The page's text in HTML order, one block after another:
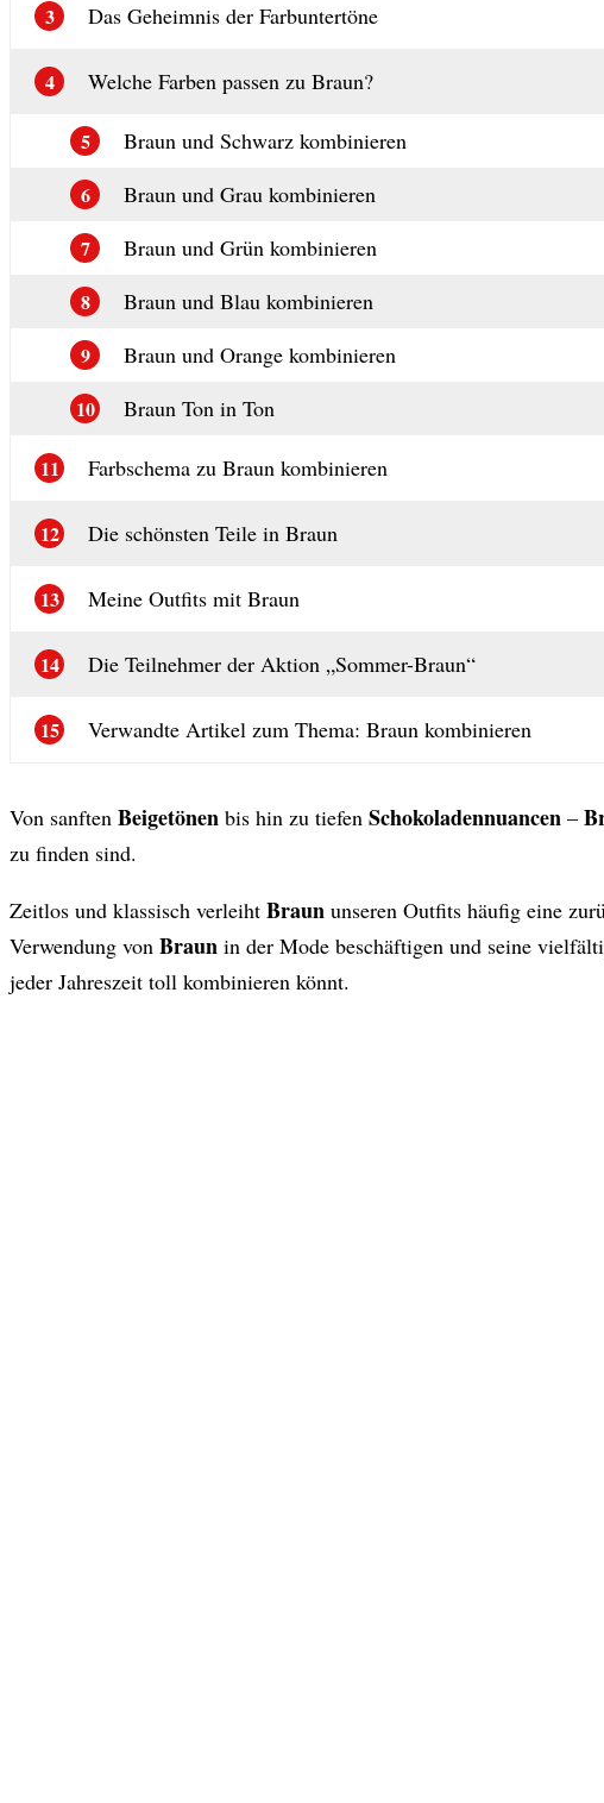
3 Das Geheimnis der Farbuntertöne
4 Welche Farben passen zu Braun?
5 Braun und Schwarz kombinieren
6 Braun und Grau kombinieren
7 Braun und Grün kombinieren
8 Braun und Blau kombinieren
9 Braun und Orange kombinieren
10 Braun Ton in Ton
11 Farbschema zu Braun kombinieren
12 Die schönsten Teile in Braun
13 Meine Outfits mit Braun
14 Die Teilnehmer der Aktion „Sommer-Braun“
15 Verwandte Artikel zum Thema: Braun kombinieren
Von sanften Beigetönen bis hin zu tiefen Schokoladennuancen –
zu finden sind.
Zeitlos und klassisch verleiht Braun unseren Outfits häufig eine
Verwendung von Braun in der Mode beschäftigen und seine
jeder Jahreszeit toll kombinieren könnt.